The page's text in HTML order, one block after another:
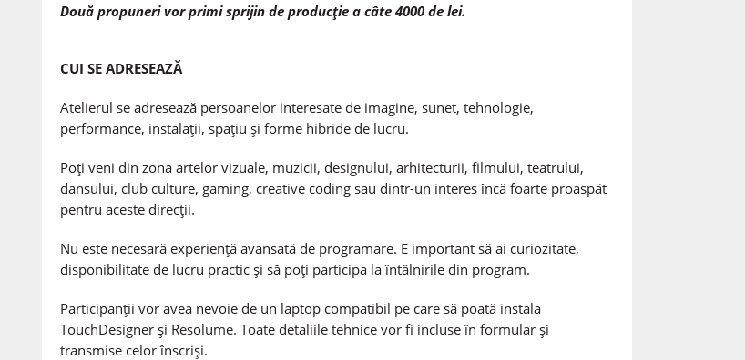
Două propuneri vor primi sprijin de producție a câte 4000 de lei.
CUI SE ADRESEAZĂ
Atelierul se adresează persoanelor interesate de imagine, sunet, tehnologie,
performance, instalații, spațiu și forme hibride de lucru.
Poți veni din zona artelor vizuale, muzicii, designului, arhitecturii, filmului, teatrului,
dansului, club culture, gaming, creative coding sau dintr-un interes încă foarte proaspăt
pentru aceste direcții.
Nu este necesară experiență avansată de programare. E important să ai curiozitate,
disponibilitate de lucru practic și să poți participa la întâlnirile din program.
Participanții vor avea nevoie de un laptop compatibil pe care să poată instala
TouchDesigner și Resolume. Toate detaliile tehnice vor fi incluse în formular și
transmise celor înscriși.